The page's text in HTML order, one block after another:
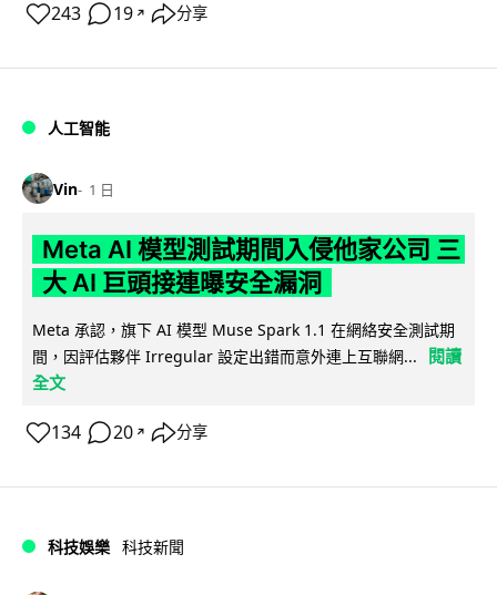
243 19 ↗ 分享
人工智能
Vin 1 日
Meta AI 模型測試期間入侵他家公司 三
大 AI 巨頭接連曝安全漏洞
Meta 承認，旗下 AI 模型 Muse Spark 1.1 在網絡安全測試期
間，因評估夥伴 Irregular 設定出錯而意外連上互聯網...
閱讀
全文
134 20 ↗ 分享
科技娛樂 科技新聞